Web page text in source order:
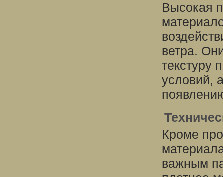
Высокая
ветра.
текстуру
условий,
Кроме
важным